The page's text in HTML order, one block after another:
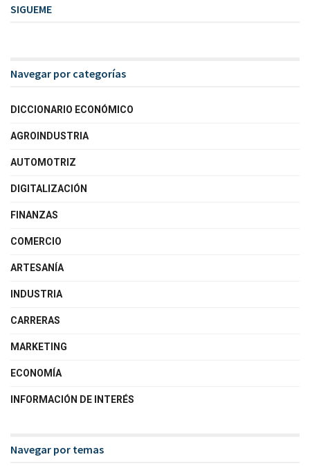
SIGUEME
Navegar por categorías
DICCIONARIO ECONÓMICO
AGROINDUSTRIA
AUTOMOTRIZ
DIGITALIZACIÓN
FINANZAS
COMERCIO
ARTESANÍA
INDUSTRIA
CARRERAS
MARKETING
ECONOMÍA
INFORMACIÓN DE INTERÉS
Navegar por temas